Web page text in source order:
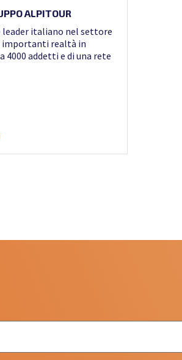
ALPITOUR
leader italiano nel settore
importanti realtà in
4000 addetti e di una rete